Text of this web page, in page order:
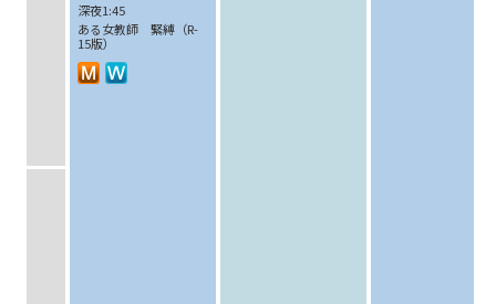
深夜1:45
ある女教師 緊縛（R-
15版）